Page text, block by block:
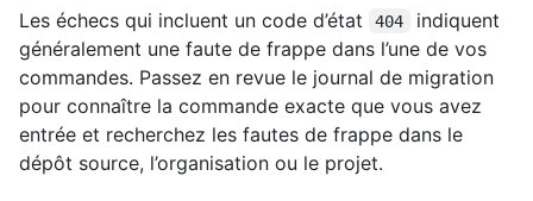
Les échecs qui incluent un code d’état 404
indiquent
généralement une faute de frappe dans l’une de vos
commandes. Passez en revue le journal de migration
pour connaître la commande exacte que vous avez
entrée et recherchez les fautes de frappe dans le
dépôt source, l’organisation ou le projet.